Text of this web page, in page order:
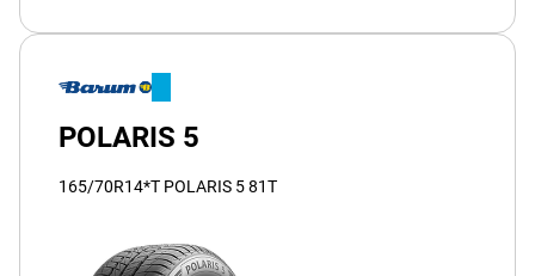
POLARIS 5
165/70R14*T POLARIS 5 81T